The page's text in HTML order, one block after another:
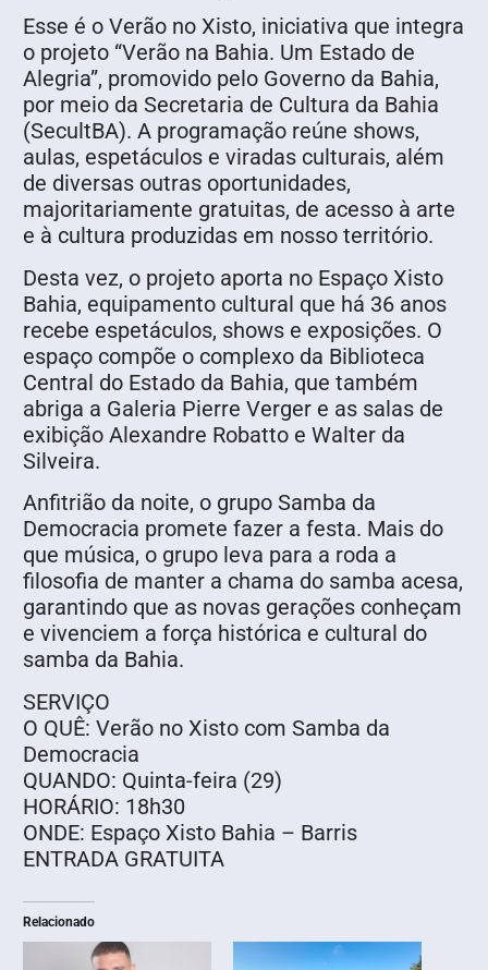
Esse é o Verão no Xisto, iniciativa que integra
o projeto “Verão na Bahia. Um Estado de
Alegria”, promovido pelo Governo da Bahia,
por meio da Secretaria de Cultura da Bahia
(SecultBA). A programação reúne shows,
aulas, espetáculos e viradas culturais, além
de diversas outras oportunidades,
majoritariamente gratuitas, de acesso à arte
e à cultura produzidas em nosso território.
Desta vez, o projeto aporta no Espaço Xisto
Bahia, equipamento cultural que há 36 anos
recebe espetáculos, shows e exposições. O
espaço compõe o complexo da Biblioteca
Central do Estado da Bahia, que também
abriga a Galeria Pierre Verger e as salas de
exibição Alexandre Robatto e Walter da
Silveira.
Anfitrião da noite, o grupo Samba da
Democracia promete fazer a festa. Mais do
que música, o grupo leva para a roda a
filosofia de manter a chama do samba acesa,
garantindo que as novas gerações conheçam
e vivenciem a força histórica e cultural do
samba da Bahia.
SERVIÇO
O QUÊ: Verão no Xisto com Samba da
Democracia
QUANDO: Quinta-feira (29)
HORÁRIO: 18h30
ONDE: Espaço Xisto Bahia – Barris
ENTRADA GRATUITA
Relacionado